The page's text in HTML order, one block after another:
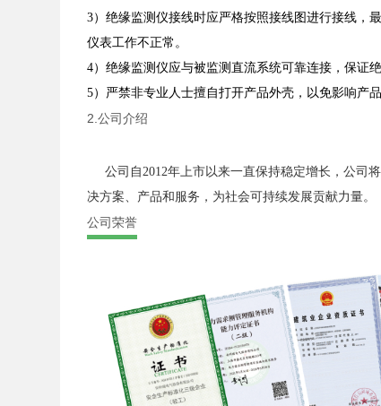
3）绝缘监测仪接线时应严格按照接线图进行接线，
仪表工作不正常。
4）绝缘监测仪应与被监测直流系统可靠连接，保证
5）严禁非专业人士擅自打开产品外壳，以免影响产
2.公司介绍
公司自2012年上市以来一直保持稳定增长，公司
决方案、产品和服务，为社会可持续发展贡献力量。
公司荣誉